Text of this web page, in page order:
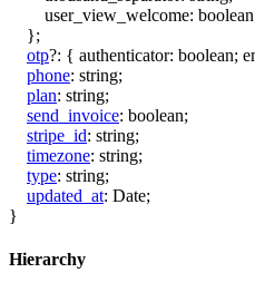
user_view_welcome: boolean
};
otp?: { authenticator: boolean;
phone: string;
plan: string;
send_invoice: boolean;
stripe_id: string;
timezone: string;
type: string;
updated_at: Date;
}
Hierarchy